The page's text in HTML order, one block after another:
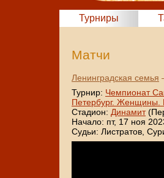
Турниры
Матчи
Ленинградская семья
Турнир: Чемпионат
Петербург. Женщины.
Стадион: Динамит
Начало: пт, 17 ноя
Судьи: Листратов,